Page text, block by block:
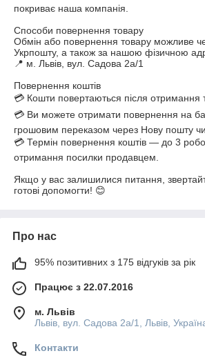
покриває наша компанія.
Способи повернення товару
Обмін або повернення товару можливе
Укрпошту, а також за нашою фізичною
📍 м. Львів, вул. Садова 2а/1
Повернення коштів
💳 Кошти повертаються після отримання
💳 Ви можете отримати повернення на
грошовим переказом через Нову пошту
💳 Термін повернення коштів — до 3
отримання посилки продавцем.
Якщо у вас залишилися питання,
Про нас
95% позитивних з 175 відгуків за рік
Працює з 22.07.2016
м. Львів
Львів, вул. Садова 2а/1, Львів,
Контакти